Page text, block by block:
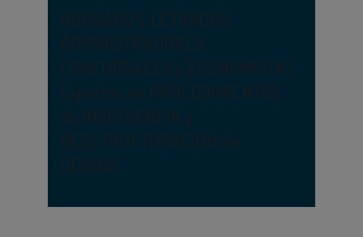
ABOGADOS, LETRADOS,
ADMINISTRADORES
CONCURSALES y ECONOMISTAS
Expertos en PROCEDIMIENTOS
de INSOLVENCIA y
REESTRUCTURACIÓN de
DEUDAS